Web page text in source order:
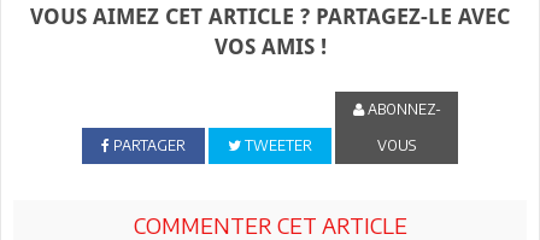
VOUS AIMEZ CET ARTICLE ? PARTAGEZ-LE AVEC
VOS AMIS !
PARTAGER TWEETER
ABONNEZ-
VOUS
COMMENTER CET ARTICLE